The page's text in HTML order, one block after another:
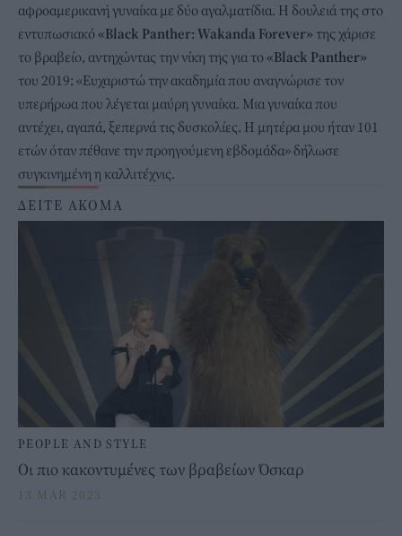
αφροαμερικανή γυναίκα με δύο αγαλματίδια. Η δουλειά της στο
εντυπωσιακό«Black Panther: Wakanda Forever» της χάρισε
το βραβείο, αντηχώντας την νίκη της για το«Black Panther»
του 2019: «Ευχαριστώ την ακαδημία που αναγνώρισε τον
υπερήρωα που λέγεται μαύρη γυναίκα. Μια γυναίκα που
αντέχει, αγαπά, ξεπερνά τις δυσκολίες. Η μητέρα μου ήταν 101
ετών όταν πέθανε την προηγούμενη εβδομάδα» δήλωσε
συγκινημένη η καλλιτέχνις.
ΔΕΙΤΕ ΑΚΟΜΑ
PEOPLE AND STYLE
Οι πιο κακοντυμένες των βραβείων Όσκαρ
13 MAR 2023